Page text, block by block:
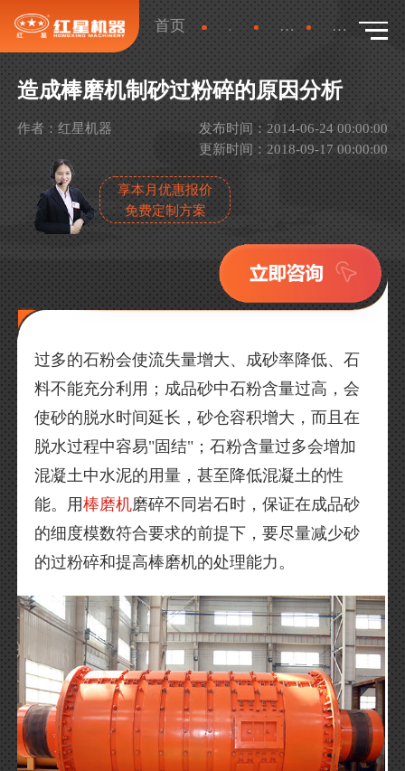
首页 新闻 产品新闻 详情
造成棒磨机制砂过粉碎的原因分析
作者：红星机器
发布时间：2014-06-24 00:00:00
更新时间：2018-09-17 00:00:00
享本月优惠报价
免费定制方案
过多的石粉会使流失量增大、成砂率降低、石
料不能充分利用；成品砂中石粉含量过高，会
使砂的脱水时间延长，砂仓容积增大，而且在
脱水过程中容易"固结"；石粉含量过多会增加
混凝土中水泥的用量，甚至降低混凝土的性
能。用棒磨机磨碎不同岩石时，保证在成品砂
的细度模数符合要求的前提下，要尽量减少砂
的过粉碎和提高棒磨机的处理能力。